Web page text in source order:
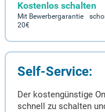
Kostenlos schalten
Mit Bewerbergarantie
20€
Self-Service:
Der kostengünstige
schnell zu schalten